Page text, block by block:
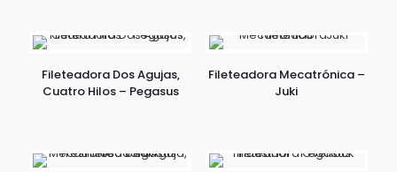
Fileteadora Dos Agujas,
Cuatro Hilos – Pegasus
Fileteadora Mecatrónica –
Juki